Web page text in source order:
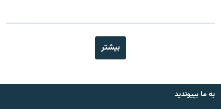
بیشتر
به ما بپیوندید